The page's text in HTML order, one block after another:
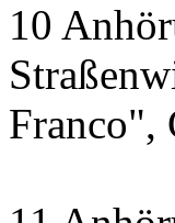
10
Franco",